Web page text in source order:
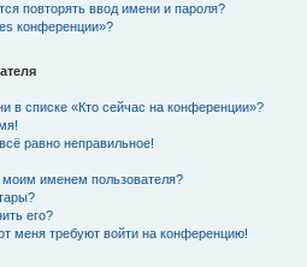
повторять ввод имени и пароля?
конференции»?
в списке «Кто сейчас на конференции»?
равно неправильное!
именем пользователя?
его?
меня требуют войти на конференцию!